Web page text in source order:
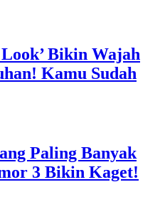
Bikin Wajah
Kamu Sudah
Paling Banyak
3 Bikin Kaget!